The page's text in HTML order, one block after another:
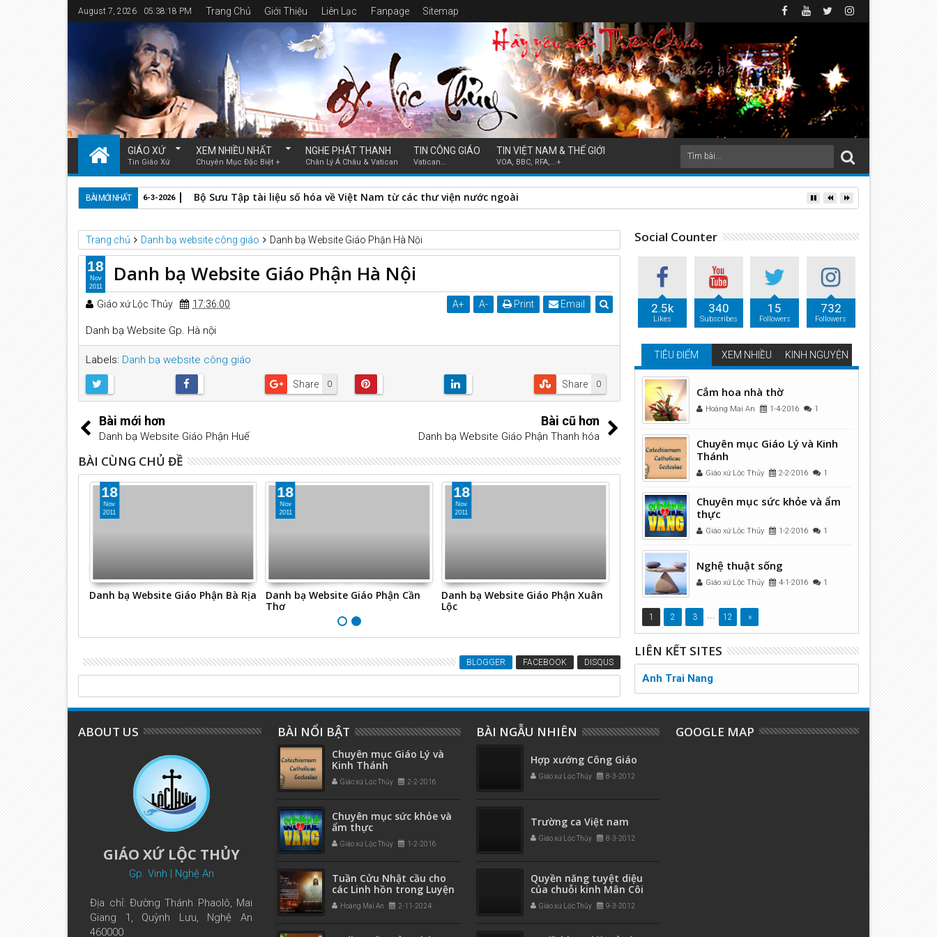
August 7, 2026 05:38:19 PM Trang Chủ Giới Thiệu Liên Lạc Fanpage Sitemap
GIÁO XỨ
Tin Giáo Xứ
XEM NHIỀU NHẤT
Chuyên Mục Đặc Biệt +
NGHE PHÁT THANH
Chân Lý Á Châu & Vatican
TIN CÔNG GIÁO
Vatican...
TIN VIỆT NAM & THẾ GIỚI
VOA, BBC, RFA,...+
BÀI MỚI NHẤT Bộ Sưu Tập tài liệu số hóa về Việt Nam từ các thư viện nước ngoài
6-3-2026
Trang chủ Danh bạ website công giáo Danh bạ Website Giáo Phận Hà Nội
Danh bạ Website Giáo Phận Hà Nội
Giáo xứ Lộc Thủy 17:36:00 A+ A- Print Email
Danh bạ Website Gp. Hà nội
Labels: Danh bạ website công giáo
0
Share 0
Share
18
Nov
2011
Bài mới hơn
Danh bạ Website Giáo Phận Huế
Bài cũ hơn
Danh bạ Website Giáo Phận Thanh hóa
BÀI CÙNG CHỦ ĐỀ
18
Nov
2011
Danh bạ Website Giáo Phận Bà Rịa
18
Nov
2011
Danh bạ Website Giáo Phận Cần
Thơ
18
Nov
2011
Danh bạ Website Giáo Phận Xuân
Lộc
18
Danh bạ Website Giáo Phận Phát
Diệm
Nov
BLOGGER FACEBOOK DISQUS
Social Counter
2.5k
Likes
340
Subscribes
15
Followers
732
Followers
TIÊU ĐIỂM XEM NHIỀU KINH NGUYỆN
Cắm hoa nhà thờ
Hoàng Mai An 1-4-2016 1
Chuyên mục Giáo Lý và Kinh
Thánh
Giáo xứ Lộc Thủy 2-2-2016 1
Chuyên mục sức khỏe và ẩm
thực
Giáo xứ Lộc Thủy 1-2-2016 1
Nghệ thuật sống
Giáo xứ Lộc Thủy 4-1-2016 1
1 2 3 ... 12 »
LIÊN KẾT SITES
Anh Trai Nang
ABOUT US
GIÁO XỨ LỘC THỦY
Gp. Vinh | Nghệ An
Địa chỉ: Đường Thánh Phaolô, Mai
Giang 1, Quỳnh Lưu, Nghệ An
460000
BÀI NỔI BẬT
Chuyên mục Giáo Lý và
Kinh Thánh
Giáo xứ Lộc Thủy 2-2-2016
Chuyên mục sức khỏe và
ẩm thực
Giáo xứ Lộc Thủy 1-2-2016
Tuần Cửu Nhật cầu cho
các Linh hồn trong Luyện
ngục - do Thánh
Anphongsô soạn
Hoàng Mai An 2-11-2024
BÀI NGẪU NHIÊN
Hợp xướng Công Giáo
Giáo xứ Lộc Thủy 8-3-2012
Trường ca Việt nam
Giáo xứ Lộc Thủy 8-3-2012
Quyền năng tuyệt diệu
của chuỗi kinh Mân Côi
Giáo xứ Lộc Thủy 9-3-2012
GOOGLE MAP